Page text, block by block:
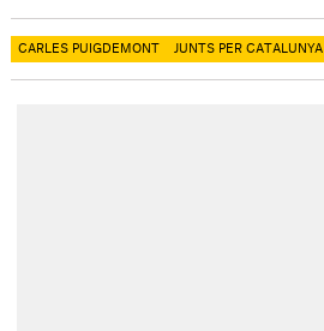
CARLES PUIGDEMONT JUNTS PER CATALUNYA